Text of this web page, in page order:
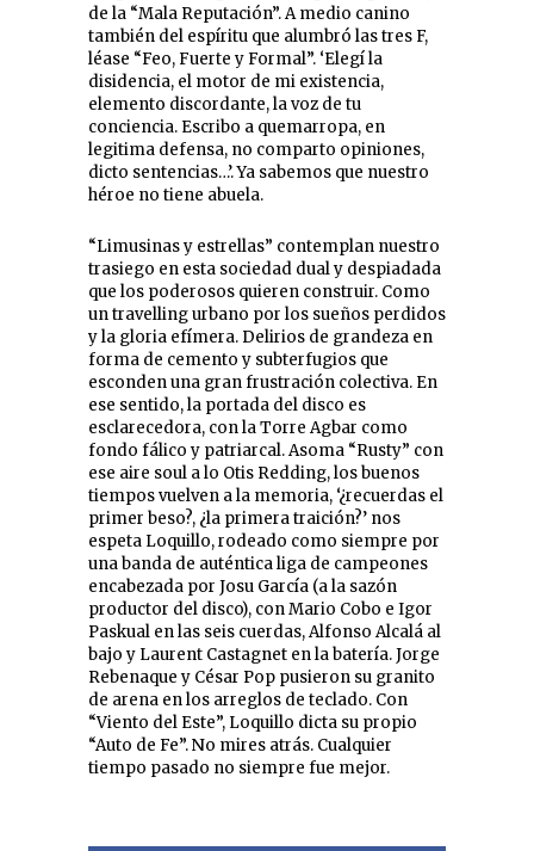
de la “Mala Reputación”. A medio canino
también del espíritu que alumbró las tres F,
léase “Feo, Fuerte y Formal”. ‘Elegí la
disidencia, el motor de mi existencia,
elemento discordante, la voz de tu
conciencia. Escribo a quemarropa, en
legitima defensa, no comparto opiniones,
dicto sentencias…’. Ya sabemos que nuestro
héroe no tiene abuela.
“Limusinas y estrellas” contemplan nuestro
trasiego en esta sociedad dual y despiadada
que los poderosos quieren construir. Como
un travelling urbano por los sueños perdidos
y la gloria efímera. Delirios de grandeza en
forma de cemento y subterfugios que
esconden una gran frustración colectiva. En
ese sentido, la portada del disco es
esclarecedora, con la Torre Agbar como
fondo fálico y patriarcal. Asoma “Rusty” con
ese aire soul a lo Otis Redding, los buenos
tiempos vuelven a la memoria, ‘¿recuerdas el
primer beso?, ¿la primera traición?’ nos
espeta Loquillo, rodeado como siempre por
una banda de auténtica liga de campeones
encabezada por Josu García (a la sazón
productor del disco), con Mario Cobo e Igor
Paskual en las seis cuerdas, Alfonso Alcalá al
bajo y Laurent Castagnet en la batería. Jorge
Rebenaque y César Pop pusieron su granito
de arena en los arreglos de teclado. Con
“Viento del Este”, Loquillo dicta su propio
“Auto de Fe”. No mires atrás. Cualquier
tiempo pasado no siempre fue mejor.